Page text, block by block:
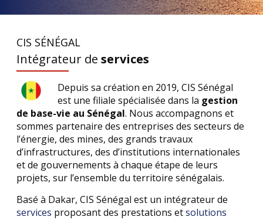
CIS SÉNÉGAL
Intégrateur de services
Depuis sa création en 2019, CIS Sénégal
est une filiale spécialisée dans la gestion
de base-vie au Sénégal. Nous accompagnons et
sommes partenaire des entreprises des secteurs de
l’énergie, des mines, des grands travaux
d’infrastructures, des d’institutions internationales
et de gouvernements à chaque étape de leurs
projets, sur l’ensemble du territoire sénégalais.
Basé à Dakar, CIS Sénégal est un intégrateur de
services proposant des prestations etsolutions